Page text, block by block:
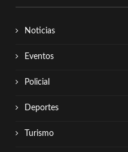
Noticias
Eventos
Policial
Deportes
Turismo